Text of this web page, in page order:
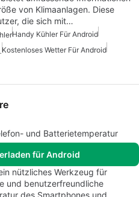
von Klimaanlagen. Diese
die sich mit…
Handy Kühler Für Android
AndroidKostenloses Wetter Für Android
und Batterietemperatur
für Android
nützliches Werkzeug für
und benutzerfreundliche
des Smartphones und